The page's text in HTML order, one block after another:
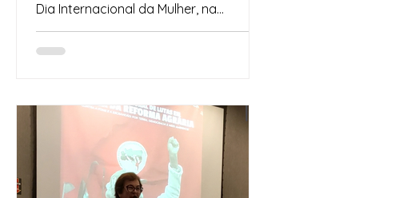
Dia Internacional da Mulher, na
Assembleia Legislativa da Bahia,...